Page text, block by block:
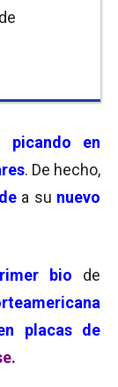
de
picando en
. De hecho,
a su nuevo
bio de
placas de